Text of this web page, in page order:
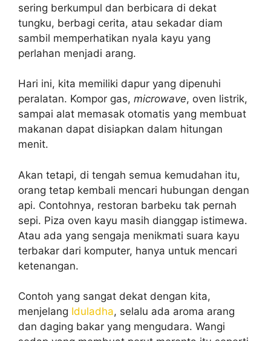
sering berkumpul dan berbicara di dekat
tungku, berbagi cerita, atau sekadar diam
sambil memperhatikan nyala kayu yang
perlahan menjadi arang.
Hari ini, kita memiliki dapur yang dipenuhi
peralatan. Kompor gas, microwave, oven listrik,
sampai alat memasak otomatis yang membuat
makanan dapat disiapkan dalam hitungan
menit.
Akan tetapi, di tengah semua kemudahan itu,
orang tetap kembali mencari hubungan dengan
api. Contohnya, restoran barbeku tak pernah
sepi. Piza oven kayu masih dianggap istimewa.
Atau ada yang sengaja menikmati suara kayu
terbakar dari komputer, hanya untuk mencari
ketenangan.
Contoh yang sangat dekat dengan kita,
menjelang Iduladha, selalu ada aroma arang
dan daging bakar yang mengudara. Wangi